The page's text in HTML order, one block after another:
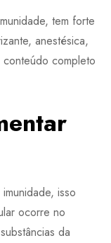
tem forte
anestésica,
conteúdo completo
isso
ocorre no
da